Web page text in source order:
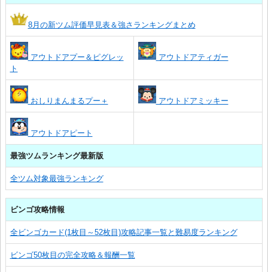
8月の新ツム評価早見表＆強さランキングまとめ
アウトドアプー＆ピグレッ
ト
アウトドアティガー
おしりまんまるプー＋ アウトドアミッキー
アウトドアピート
最強ツムランキング最新版
全ツム対象最強ランキング
ビンゴ攻略情報
全ビンゴカード(1枚目～52枚目)攻略記事一覧と難易度ランキング
ビンゴ50枚目の完全攻略＆報酬一覧